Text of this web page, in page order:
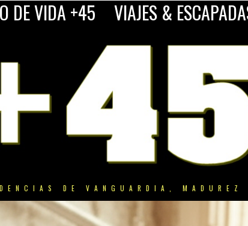
DE VIDA +45 VIAJES &
DE VANGUARDIA,